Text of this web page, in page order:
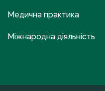
Медична практика
Міжнародна діяльність